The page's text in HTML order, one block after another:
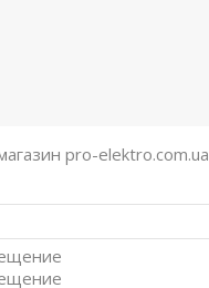
pro-elektro.com.ua